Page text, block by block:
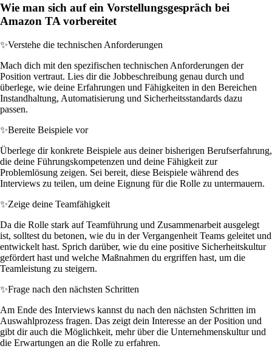
Wie man sich auf ein Vorstellungsgespräch bei
Amazon TA vorbereitet
✨Verstehe die technischen Anforderungen
Mach dich mit den spezifischen technischen Anforderungen der
Position vertraut. Lies dir die Jobbeschreibung genau durch und
überlege, wie deine Erfahrungen und Fähigkeiten in den Bereichen
Instandhaltung, Automatisierung und Sicherheitsstandards dazu
passen.
✨Bereite Beispiele vor
Überlege dir konkrete Beispiele aus deiner bisherigen Berufserfahrung,
die deine Führungskompetenzen und deine Fähigkeit zur
Problemlösung zeigen. Sei bereit, diese Beispiele während des
Interviews zu teilen, um deine Eignung für die Rolle zu untermauern.
✨Zeige deine Teamfähigkeit
Da die Rolle stark auf Teamführung und Zusammenarbeit ausgelegt
ist, solltest du betonen, wie du in der Vergangenheit Teams geleitet und
entwickelt hast. Sprich darüber, wie du eine positive Sicherheitskultur
gefördert hast und welche Maßnahmen du ergriffen hast, um die
Teamleistung zu steigern.
✨Frage nach den nächsten Schritten
Am Ende des Interviews kannst du nach den nächsten Schritten im
Auswahlprozess fragen. Das zeigt dein Interesse an der Position und
gibt dir auch die Möglichkeit, mehr über die Unternehmenskultur und
die Erwartungen an die Rolle zu erfahren.